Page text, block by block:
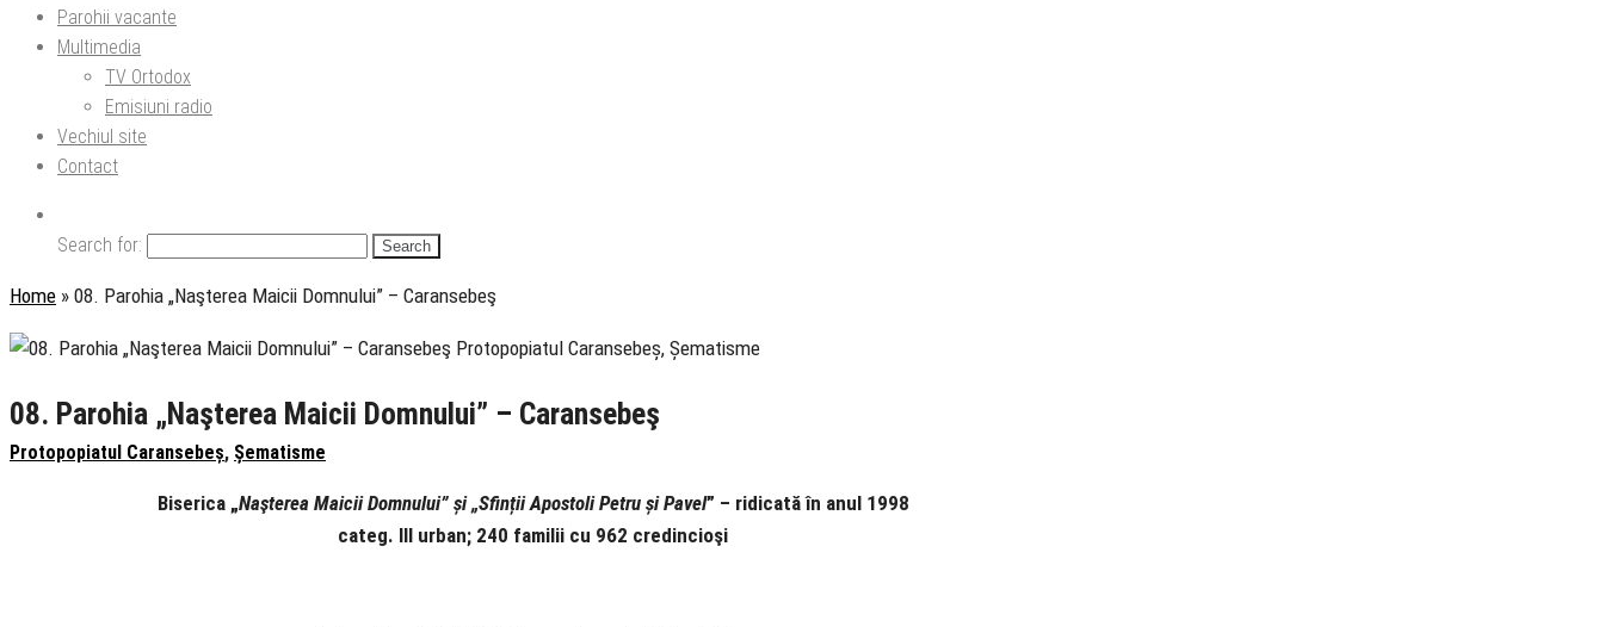
Parohii vacante
Multimedia
TV Ortodox
Emisiuni radio
Vechiul site
Contact
Search for:
Home » 08. Parohia „Naşterea Maicii Domnului” – Caransebeş
08. Parohia „Naşterea Maicii Domnului” – Caransebeş
Protopopiatul Caransebeș, Șematisme
Biserica „Naşterea Maicii Domnului” și „Sfinții Apostoli Petru și Pavel” – ridicată în anul 1998
categ. III urban; 240 familii cu 962 credincioşi